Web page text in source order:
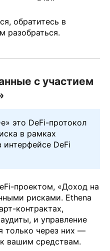
обратитесь в
с участием
это DeFi-протокол
в рамках
интерфейсе DeFi
проектом, «Доход на
рисками. Ethena
контрактах,
и управление
только через них —
вашим средствам.